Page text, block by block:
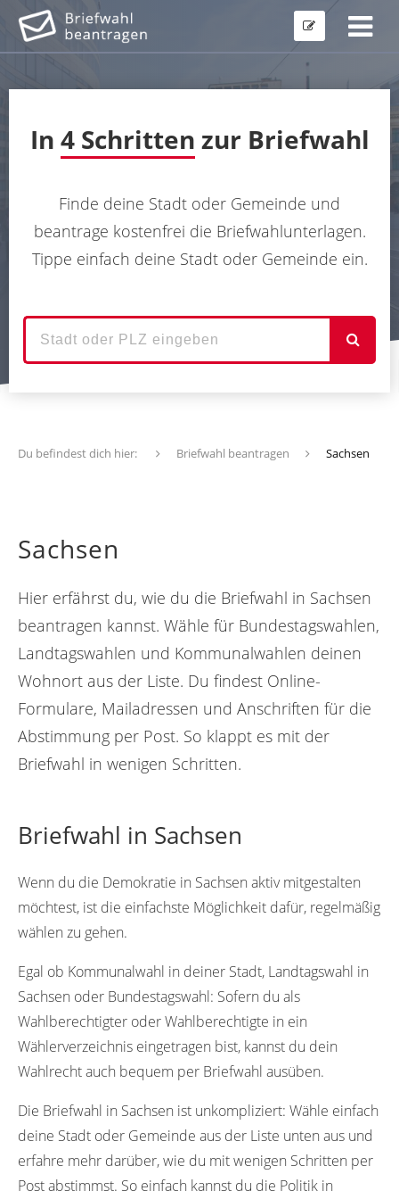
In 4 Schritten zur Briefwahl
Finde deine Stadt oder Gemeinde und
beantrage kostenfrei die Briefwahlunterlagen.
Tippe einfach deine Stadt oder Gemeinde ein.
Du befindest dich hier: Briefwahl beantragen Sachsen
Sachsen
Hier erfährst du, wie du die Briefwahl in Sachsen
beantragen kannst. Wähle für Bundestagswahlen,
Landtagswahlen und Kommunalwahlen deinen
Wohnort aus der Liste. Du findest Online-
Formulare, Mailadressen und Anschriften für die
Abstimmung per Post. So klappt es mit der
Briefwahl in wenigen Schritten.
Briefwahl in Sachsen
Wenn du die Demokratie in Sachsen aktiv mitgestalten
möchtest, ist die einfachste Möglichkeit dafür, regelmäßig
wählen zu gehen.
Egal ob Kommunalwahl in deiner Stadt, Landtagswahl in
Sachsen oder Bundestagswahl: Sofern du als
Wahlberechtigter oder Wahlberechtigte in ein
Wählerverzeichnis eingetragen bist, kannst du dein
Wahlrecht auch bequem per Briefwahl ausüben.
Die Briefwahl in Sachsen ist unkompliziert: Wähle einfach
deine Stadt oder Gemeinde aus der Liste unten aus und
erfahre mehr darüber, wie du mit wenigen Schritten per
Post abstimmst. So einfach kannst du die Politik in